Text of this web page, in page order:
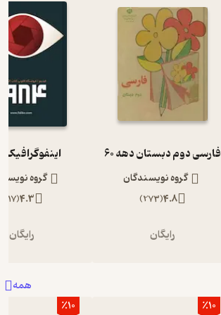
فارسی دوم دبستان دهه 60
گروه نویسندگان
4.8
(
273
)
رایگان
اینفوگرافیک 1984
گروه
4.3
(
117
رایگان
همه
٪10 ٪10